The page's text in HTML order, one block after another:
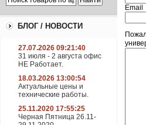
БЛОГ / НОВОСТИ
27.07.2026 09:21:40
31 июля - 2 августа офис
НЕ Работает.
18.03.2026 13:00:54
Актуальные цены и
технические работы.
25.11.2020 17:55:25
Черная Пятница 26.11-
Email